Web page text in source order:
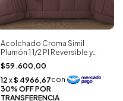
Acolchado Croma Simil
Plumón 1 1/2 Pl Reversible y
Bitono merlot - Alcoyana
$59.600,00